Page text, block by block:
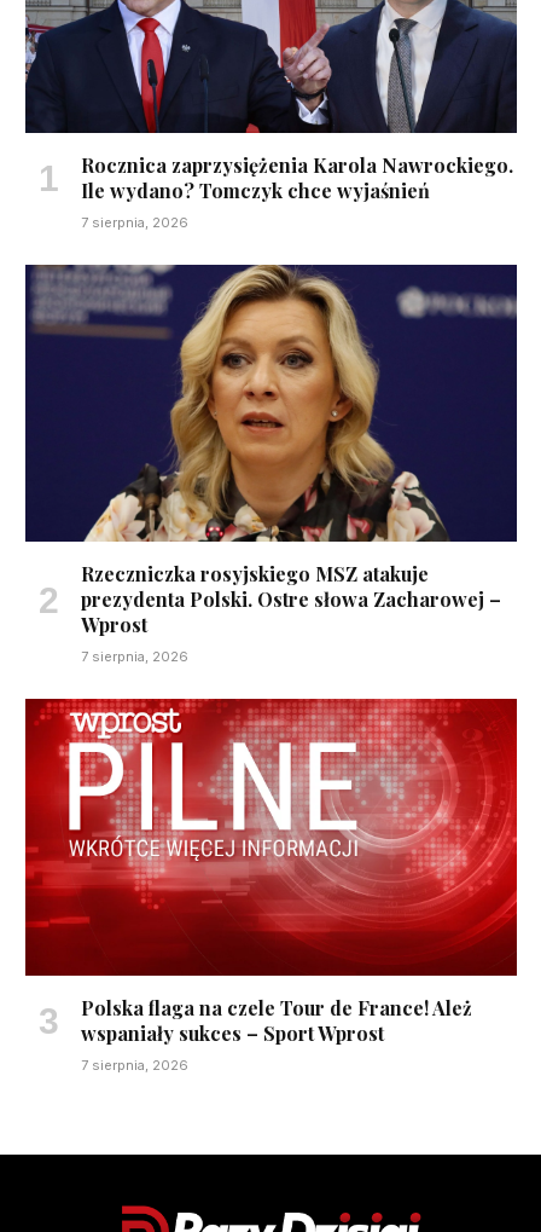
Rocznica zaprzysiężenia Karola Nawrockiego.
Ile wydano? Tomczyk chce wyjaśnień
7 sierpnia, 2026
Rzeczniczka rosyjskiego MSZ atakuje
prezydenta Polski. Ostre słowa Zacharowej –
Wprost
7 sierpnia, 2026
Polska flaga na czele Tour de France! Ależ
wspaniały sukces – Sport Wprost
7 sierpnia, 2026